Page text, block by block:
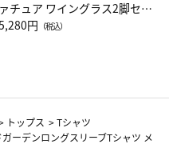
ァチュア ワイングラス2脚セッ
（レッドワイン）
円 （税込）
トップス >Tシャツ
ーデンロングスリーブTシャツ メ